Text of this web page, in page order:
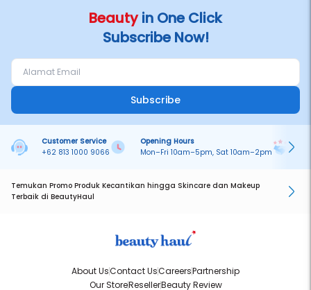
Beautyin One Click
Subscribe Now!
Subscribe
Customer Service
+62 813 1000 9066
Opening Hours
Mon–Fri 10am–5pm, Sat 10am–2pm
Temukan Promo Produk Kecantikan hingga Skincare dan Makeup
Terbaik di BeautyHaul
About UsContact UsCareersPartnership
Our StoreResellerBeauty Review